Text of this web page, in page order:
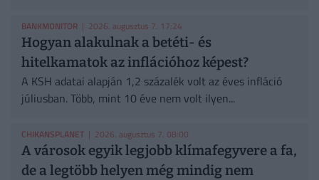
BANKMONITOR | 2026. augusztus 7. 17:24
Hogyan alakulnak a betéti- és
hitelkamatok az inflációhoz képest?
A KSH adatai alapján 1,2 százalék volt az éves infláció
júliusban. Több, mint 10 éve nem volt ilyen...
CHIKANSPLANET | 2026. augusztus 7. 08:00
A városok egyik legjobb klímafegyvere a fa,
de a legtöbb helyen még mindig nem